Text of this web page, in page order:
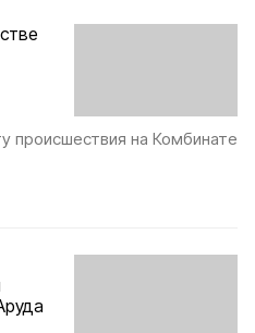
происшествия на Комбинате